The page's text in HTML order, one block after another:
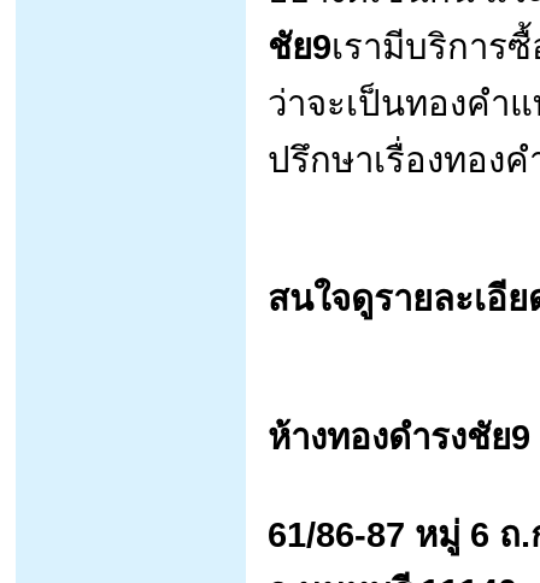
ชัย9เรามีบริการ
ว่าจะเป็นทองคำ
ปรึกษาเรื่องทองค
สนใจดูรายละเอี
ห้างทองดำรงชัย9
61/86-87 หมู่ 6